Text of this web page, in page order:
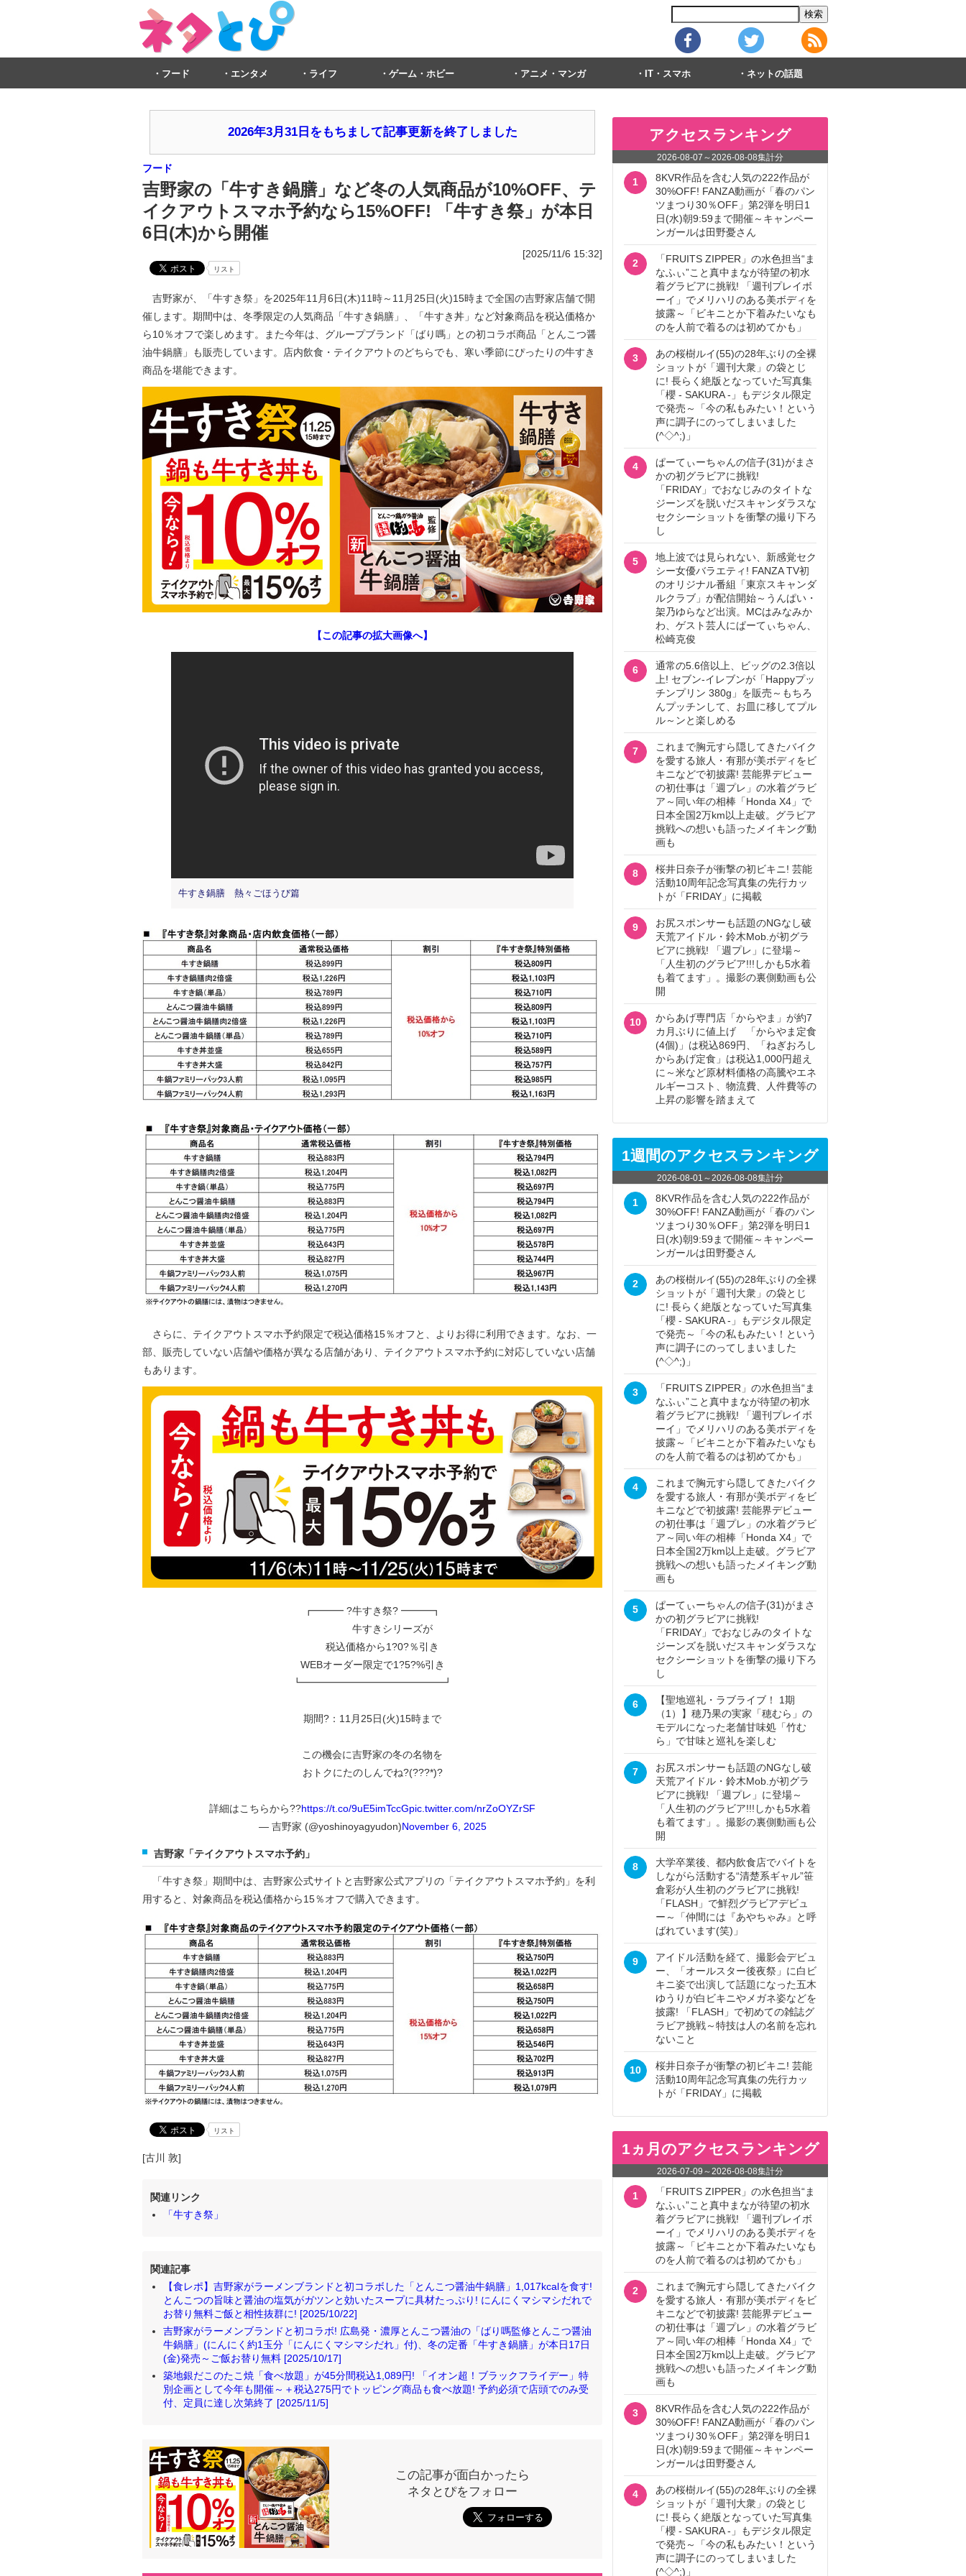
フード エンタメ ライフ ゲーム・ホビー アニメ・マンガ IT・スマホ ネットの話題
2026年3月31日をもちまして記事更新を終了しました
フード
吉野家の「牛すき鍋膳」など冬の人気商品が10%OFF、テ
イクアウトスマホ予約なら15%OFF! 「牛すき祭」が本日
6日(木)から開催
[2025/11/6 15:32]
リスト
吉野家が、「牛すき祭」を2025年11月6日(木)11時～11月25日(火)15時まで全国の吉野家店舗で開
催します。期間中は、冬季限定の人気商品「牛すき鍋膳」、「牛すき丼」など対象商品を税込価格か
ら10％オフで楽しめます。また今年は、グループブランド「ばり嗎」との初コラボ商品「とんこつ醤
油牛鍋膳」も販売しています。店内飲食・テイクアウトのどちらでも、寒い季節にぴったりの牛すき
商品を堪能できます。
【この記事の拡大画像へ】
牛すき鍋膳 熱々ごほうび篇
さらに、テイクアウトスマホ予約限定で税込価格15％オフと、よりお得に利用できます。なお、一
部、販売していない店舗や価格が異なる店舗があり、テイクアウトスマホ予約に対応していない店舗
もあります。
┏━━━ ?牛すき祭? ━━━┓
牛すきシリーズが
税込価格から1?0?％引き
WEBオーダー限定で1?5?%引き
┗━━━━━━━━━━━━━━┛
期間?：11月25日(火)15時まで
この機会に吉野家の冬の名物を
おトクにたのしんでね?(???*)?
詳細はこちらから??https://t.co/9uE5imTccGpic.twitter.com/nrZoOYZrSF
— 吉野家 (@yoshinoyagyudon)November 6, 2025
吉野家「テイクアウトスマホ予約」
「牛すき祭」期間中は、吉野家公式サイトと吉野家公式アプリの「テイクアウトスマホ予約」を利
用すると、対象商品を税込価格から15％オフで購入できます。
リスト
[古川 敦]
関連リンク
「牛すき祭」
関連記事
【食レポ】吉野家がラーメンブランドと初コラボした「とんこつ醤油牛鍋膳」1,017kcalを食す!
とんこつの旨味と醤油の塩気がガツンと効いたスープに具材たっぷり! にんにくマシマシだれで
お替り無料ご飯と相性抜群に! [2025/10/22]
吉野家がラーメンブランドと初コラボ! 広島発・濃厚とんこつ醤油の「ばり嗎監修とんこつ醤油
牛鍋膳」(にんにく約1玉分「にんにくマシマシだれ」付)、冬の定番「牛すき鍋膳」が本日17日
(金)発売～ご飯お替り無料 [2025/10/17]
築地銀だこのたこ焼「食べ放題」が45分間税込1,089円! 「イオン超！ブラックフライデー」特
別企画として今年も開催～＋税込275円でトッピング商品も食べ放題! 予約必須で店頭でのみ受
付、定員に達し次第終了 [2025/11/5]
この記事が面白かったら
ネタとぴをフォロー
アクセスランキング
2026-08-07 ～2026-08-08集計分
1
8KVR作品を含む人気の222作品が
30%OFF! FANZA動画が「春のパン
ツまつり30％OFF」第2弾を明日1
日(水)朝9:59まで開催～キャンペー
ンガールは田野憂さん
2
「FRUITS ZIPPER」の水色担当“ま
なふぃ”こと真中まなが待望の初水
着グラビアに挑戦! 「週刊プレイボ
ーイ」でメリハリのある美ボディを
披露～「ビキニとか下着みたいなも
のを人前で着るのは初めてかも」
3
あの桜樹ルイ(55)の28年ぶりの全裸
ショットが「週刊大衆」の袋とじ
に! 長らく絶版となっていた写真集
「櫻 - SAKURA -」もデジタル限定
で発売～「今の私もみたい！という
声に調子にのってしまいました
(^◇^;)」
4
ぱーてぃーちゃんの信子(31)がまさ
かの初グラビアに挑戦!
「FRIDAY」でおなじみのタイトな
ジーンズを脱いだスキャンダラスな
セクシーショットを衝撃の撮り下ろ
し
5
地上波では見られない、新感覚セク
シー女優バラエティ! FANZA TV初
のオリジナル番組「東京スキャンダ
ルクラブ」が配信開始～うんぱい・
架乃ゆらなど出演。MCはみなみか
わ、ゲスト芸人にぱーてぃちゃん、
松崎克俊
6
通常の5.6倍以上、ビッグの2.3倍以
上! セブン‐イレブンが「Happyプッ
チンプリン 380g」を販売～もちろ
んプッチンして、お皿に移してプル
ル～ンと楽しめる
7
これまで胸元すら隠してきたバイク
を愛する旅人・有那が美ボディをビ
キニなどで初披露! 芸能界デビュー
の初仕事は「週プレ」の水着グラビ
ア～同い年の相棒「Honda X4」で
日本全国2万km以上走破。グラビア
挑戦への想いも語ったメイキング動
画も
8
桜井日奈子が衝撃の初ビキニ! 芸能
活動10周年記念写真集の先行カッ
トが「FRIDAY」に掲載
9
お尻スポンサーも話題のNGなし破
天荒アイドル・鈴木Mob.が初グラ
ビアに挑戦! 「週プレ」に登場～
「人生初のグラビア!!!しかも5水着
も着てます」。撮影の裏側動画も公
開
10
からあげ専門店「からやま」が約7
カ月ぶりに値上げ 「からやま定食
(4個)」は税込869円、「ねぎおろし
からあげ定食」は税込1,000円超え
に～米など原材料価格の高騰やエネ
ルギーコスト、物流費、人件費等の
上昇の影響を踏まえて
1週間のアクセスランキング
2026-08-01 ～2026-08-08集計分
1
8KVR作品を含む人気の222作品が
30%OFF! FANZA動画が「春のパン
ツまつり30％OFF」第2弾を明日1
日(水)朝9:59まで開催～キャンペー
ンガールは田野憂さん
2
あの桜樹ルイ(55)の28年ぶりの全裸
ショットが「週刊大衆」の袋とじ
に! 長らく絶版となっていた写真集
「櫻 - SAKURA -」もデジタル限定
で発売～「今の私もみたい！という
声に調子にのってしまいました
(^◇^;)」
3
「FRUITS ZIPPER」の水色担当“ま
なふぃ”こと真中まなが待望の初水
着グラビアに挑戦! 「週刊プレイボ
ーイ」でメリハリのある美ボディを
披露～「ビキニとか下着みたいなも
のを人前で着るのは初めてかも」
4
これまで胸元すら隠してきたバイク
を愛する旅人・有那が美ボディをビ
キニなどで初披露! 芸能界デビュー
の初仕事は「週プレ」の水着グラビ
ア～同い年の相棒「Honda X4」で
日本全国2万km以上走破。グラビア
挑戦への想いも語ったメイキング動
画も
5
ぱーてぃーちゃんの信子(31)がまさ
かの初グラビアに挑戦!
「FRIDAY」でおなじみのタイトな
ジーンズを脱いだスキャンダラスな
セクシーショットを衝撃の撮り下ろ
し
6
【聖地巡礼・ラブライブ！ 1期
（1）】穂乃果の実家「穂むら」の
モデルになった老舗甘味処「竹む
ら」で甘味と巡礼を楽しむ
7
お尻スポンサーも話題のNGなし破
天荒アイドル・鈴木Mob.が初グラ
ビアに挑戦! 「週プレ」に登場～
「人生初のグラビア!!!しかも5水着
も着てます」。撮影の裏側動画も公
開
8
大学卒業後、都内飲食店でバイトを
しながら活動する“清楚系ギャル”笹
倉彩が人生初のグラビアに挑戦!
「FLASH」で鮮烈グラビアデビュ
ー～「仲間には『あやちゃみ』と呼
ばれています(笑)」
9
アイドル活動を経て、撮影会デビュ
ー、「オールスター後夜祭」に白ビ
キニ姿で出演して話題になった五木
ゆうりが白ビキニやメガネ姿などを
披露! 「FLASH」で初めての雑誌グ
ラビア挑戦～特技は人の名前を忘れ
ないこと
10
桜井日奈子が衝撃の初ビキニ! 芸能
活動10周年記念写真集の先行カッ
トが「FRIDAY」に掲載
1ヵ月のアクセスランキング
2026-07-09 ～2026-08-08集計分
1
「FRUITS ZIPPER」の水色担当“ま
なふぃ”こと真中まなが待望の初水
着グラビアに挑戦! 「週刊プレイボ
ーイ」でメリハリのある美ボディを
披露～「ビキニとか下着みたいなも
のを人前で着るのは初めてかも」
2
これまで胸元すら隠してきたバイク
を愛する旅人・有那が美ボディをビ
キニなどで初披露! 芸能界デビュー
の初仕事は「週プレ」の水着グラビ
ア～同い年の相棒「Honda X4」で
日本全国2万km以上走破。グラビア
挑戦への想いも語ったメイキング動
画も
3
8KVR作品を含む人気の222作品が
30%OFF! FANZA動画が「春のパン
ツまつり30％OFF」第2弾を明日1
日(水)朝9:59まで開催～キャンペー
ンガールは田野憂さん
4
あの桜樹ルイ(55)の28年ぶりの全裸
ショットが「週刊大衆」の袋とじ
に! 長らく絶版となっていた写真集
「櫻 - SAKURA -」もデジタル限定
で発売～「今の私もみたい！という
声に調子にのってしまいました
(^◇^;)」